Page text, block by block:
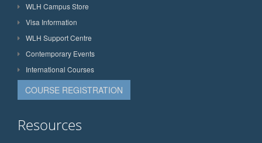
WLH Campus Store
Visa Information
WLH Support Centre
Contemporary Events
International Courses
COURSE REGISTRATION
Resources